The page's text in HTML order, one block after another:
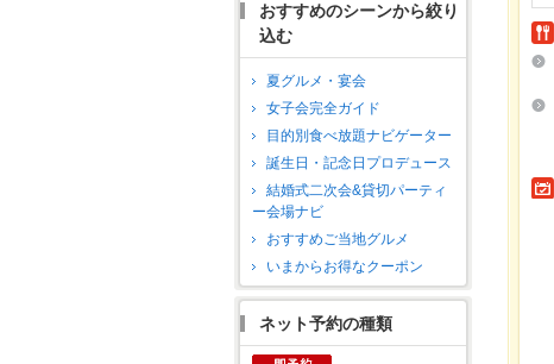
おすすめのシーンから絞り
込む
夏グルメ・宴会
女子会完全ガイド
目的別食べ放題ナビゲーター
誕生日・記念日プロデュース
結婚式二次会&貸切パーティ
ー会場ナビ
おすすめご当地グルメ
いまからお得なクーポン
ネット予約の種類